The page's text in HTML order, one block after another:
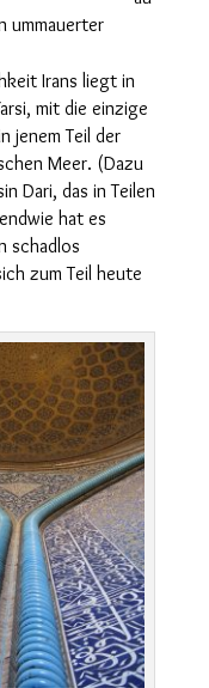
ummauerter
Irans liegt in
mit die einzige
jenem Teil der
Meer. (Dazu
Dari, das in Teilen
hat es
schadlos
zum Teil heute